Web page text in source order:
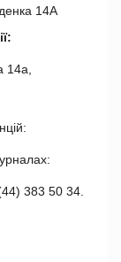
14А
14а,
383 50 34.